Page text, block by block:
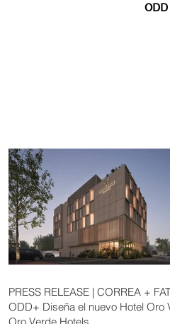
PRESS RELEASE | CORREA +
ODD+ Diseña el nuevo Hotel Oro